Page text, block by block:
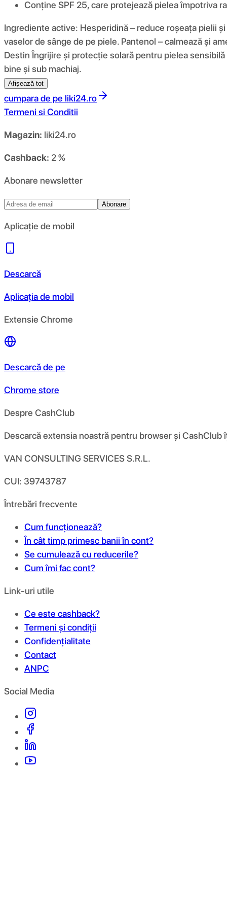
Conține SPF 25, care protejează pielea împotriva
Ingrediente active: Hesperidină – reduce roșeața pielii
vaselor de sânge de pe piele. Pantenol – calmează și
Destin Îngrijire și protecție solară pentru pielea
bine și sub machiaj.
Afișează tot
cumpara de pe liki24.ro
Termeni si Conditii
Magazin: liki24.ro
Cashback: 2 %
Abonare newsletter
Abonare
Aplicație de mobil
Descarcă
Aplicația de mobil
Extensie Chrome
Descarcă de pe
Chrome store
Despre CashClub
Descarcă extensia noastră pentru browser și
VAN CONSULTING SERVICES S.R.L.
CUI: 39743787
Întrebări frecvente
Cum funcționează?
În cât timp primesc banii în cont?
Se cumulează cu reducerile?
Cum îmi fac cont?
Link-uri utile
Ce este cashback?
Termeni și condiții
Confidențialitate
Contact
ANPC
Social Media